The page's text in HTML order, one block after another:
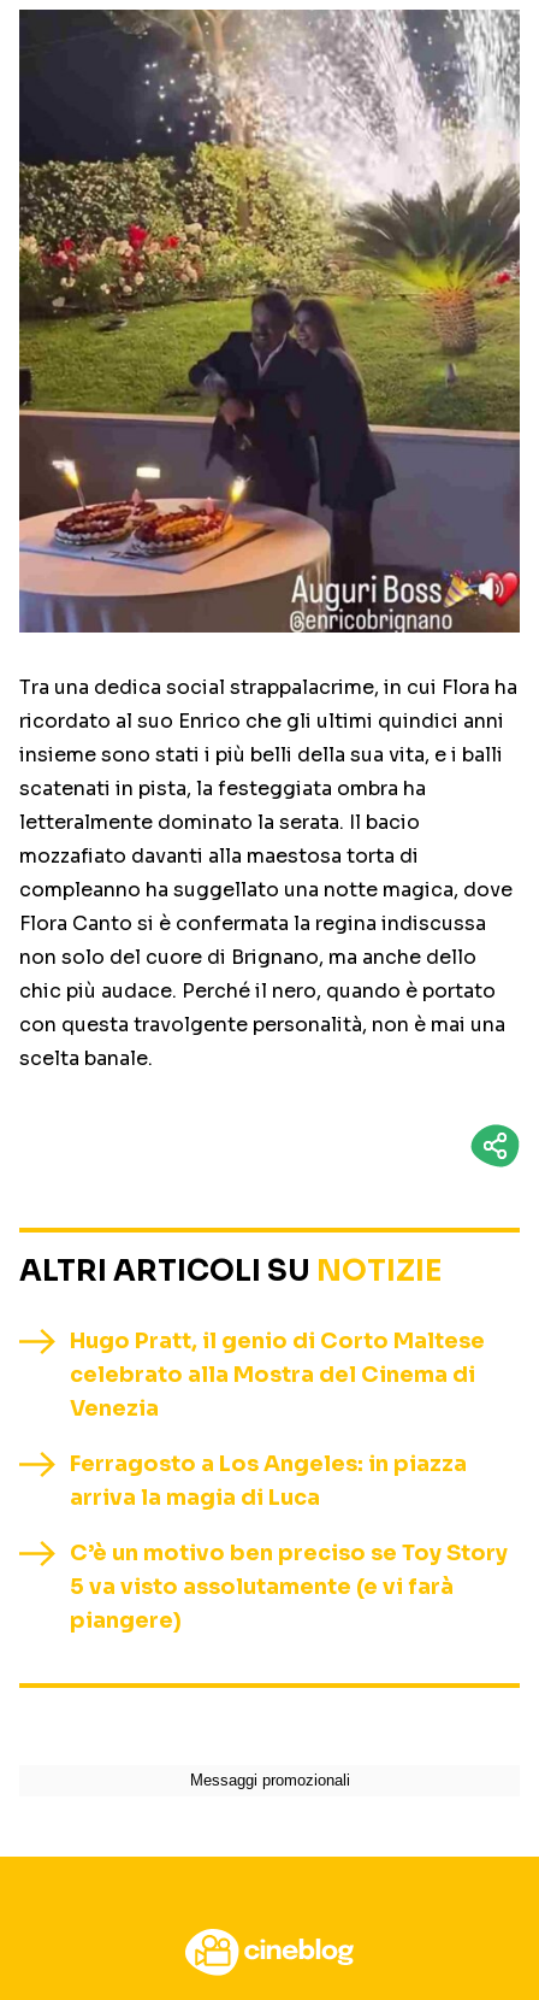
Tra una dedica social strappalacrime, in cui Flora ha
ricordato al suo Enrico che gli ultimi quindici anni
insieme sono stati i più belli della sua vita, e i balli
scatenati in pista, la festeggiata ombra ha
letteralmente dominato la serata. Il bacio
mozzafiato davanti alla maestosa torta di
compleanno ha suggellato una notte magica, dove
Flora Canto si è confermata la regina indiscussa
non solo del cuore di Brignano, ma anche dello
chic più audace. Perché il nero, quando è portato
con questa travolgente personalità, non è mai una
scelta banale.
ALTRI ARTICOLI SU NOTIZIE
Hugo Pratt, il genio di Corto Maltese
celebrato alla Mostra del Cinema di
Venezia
Ferragosto a Los Angeles: in piazza
arriva la magia di Luca
C’è un motivo ben preciso se Toy Story
5 va visto assolutamente (e vi farà
piangere)